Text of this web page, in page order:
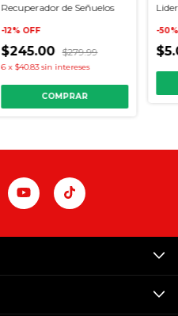
Recuperador de Señuelos
-12% OFF
$245.00 $279.99
6 x $40.83 sin intereses
-50